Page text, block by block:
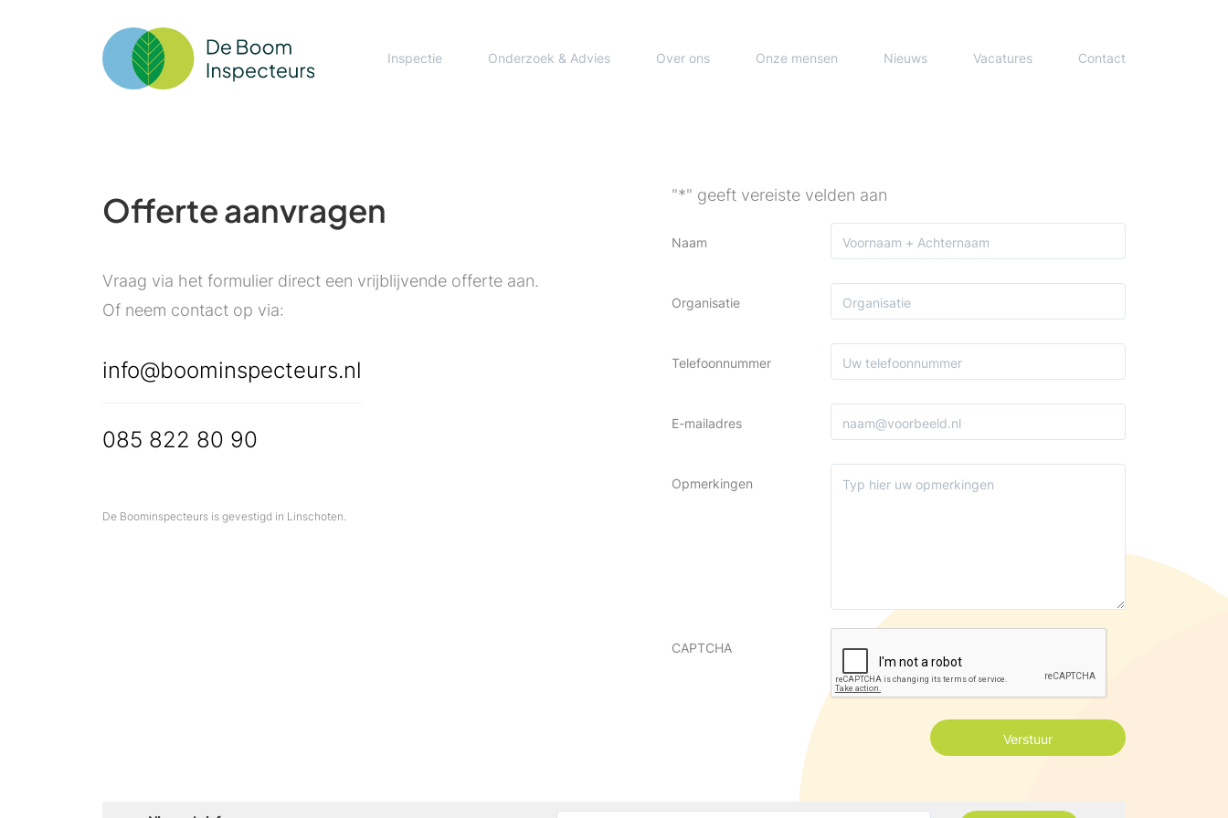
Inspectie Onderzoek & Advies Over ons Onze mensen Nieuws Vacatures Contact
Offerte aanvragen
Vraag via het formulier direct een vrijblijvende offerte aan.
Of neem contact op via:
info@boominspecteurs.nl
085 822 80 90
De Boominspecteurs is gevestigd in Linschoten.
"*" geeft vereiste velden aan
Naam
Organisatie
Telefoonnummer
E-mailadres
Opmerkingen
CAPTCHA